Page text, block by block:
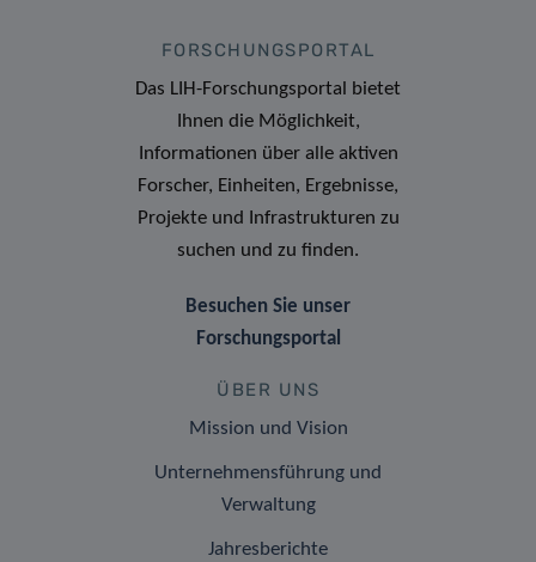
FORSCHUNGSPORTAL
Das LIH-Forschungsportal bietet
Ihnen die Möglichkeit,
Informationen über alle aktiven
Forscher, Einheiten, Ergebnisse,
Projekte und Infrastrukturen zu
suchen und zu finden.
Besuchen Sie unser
Forschungsportal
ÜBER UNS
Mission und Vision
Unternehmensführung und
Verwaltung
Jahresberichte